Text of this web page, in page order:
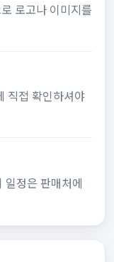
로고나 이미지를
직접 확인하셔야
일정은 판매처에